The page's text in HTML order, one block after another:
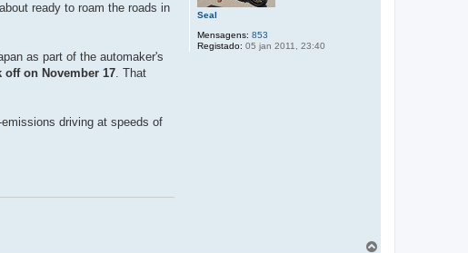
Seal
Mensagens: 853
Registado: 05 jan 2011, 23:40
ready to roam the roads in
as part of the automaker's
on November 17. That
driving at speeds of